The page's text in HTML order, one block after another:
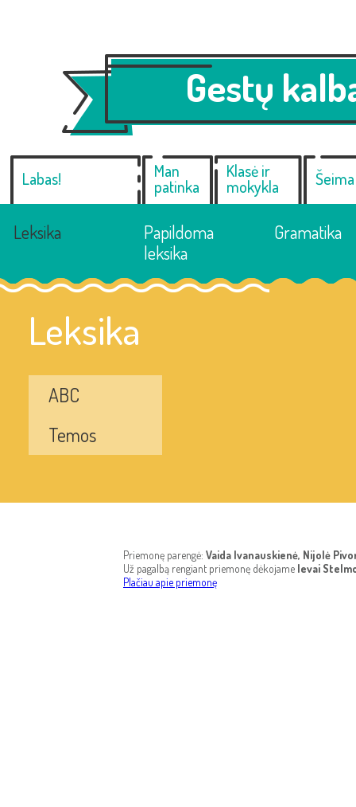
Gestų
Labas! Man
patinka
Klasė ir
mokykla Šeima
Leksika
Papildoma
leksika
Gramatika
Leksika
ABC
Temos
Priemonę parengė: Vaida Ivanauskienė, Nijolė
Už pagalbą rengiant priemonę dėkojame Ievai
Plačiau apie priemonę